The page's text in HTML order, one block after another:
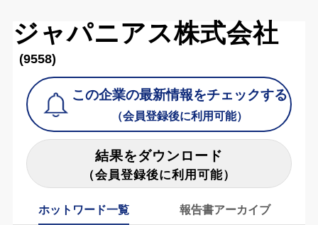
ジャパニアス株式会社
(9558)
この企業の最新情報をチェックする
（会員登録後に利用可能）
結果をダウンロード
（会員登録後に利用可能）
ホットワード一覧 報告書アーカイブ